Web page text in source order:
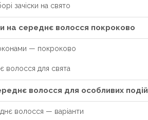
зачіски на свято
на середнє волосся покроково
— покроково
волосся для свята
волосся для особливих подій
волосся — варіанти